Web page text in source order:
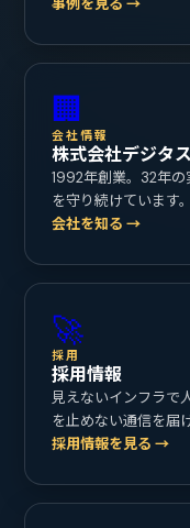
事例を見る →
🏢
会社情報
株式会社デジタ
1992年創業。32年
を守り続けています。
会社を知る →
🚀
採用
採用情報
見えないインフラで
を止めない通信を届
採用情報を見る →